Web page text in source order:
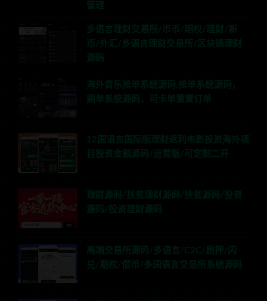
管理
多语言理财交易所/币币/期权/理财/新
币/外汇/多语言理财交易所/区块链理财
源码
海外音乐抢单系统源码,抢单系统源码，
刷单系统源码，可卡单重置订单
12国语言国际版理财返利电影投资海外项
目投资金融源码/运营版/可定制二开
理财源码/扶贫理财源码/扶贫源码/投资
源码/投资理财源码
高端交易所源码/多语言/C2C/质押/闪
兑/期权/借币/多国语言交易所系统源码